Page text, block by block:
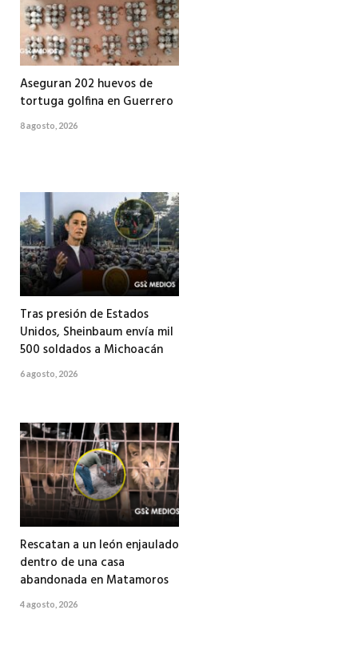
Aseguran 202 huevos de
tortuga golfina en Guerrero
8 agosto, 2026
Tras presión de Estados
Unidos, Sheinbaum envía mil
500 soldados a Michoacán
6 agosto, 2026
Rescatan a un león enjaulado
dentro de una casa
abandonada en Matamoros
4 agosto, 2026